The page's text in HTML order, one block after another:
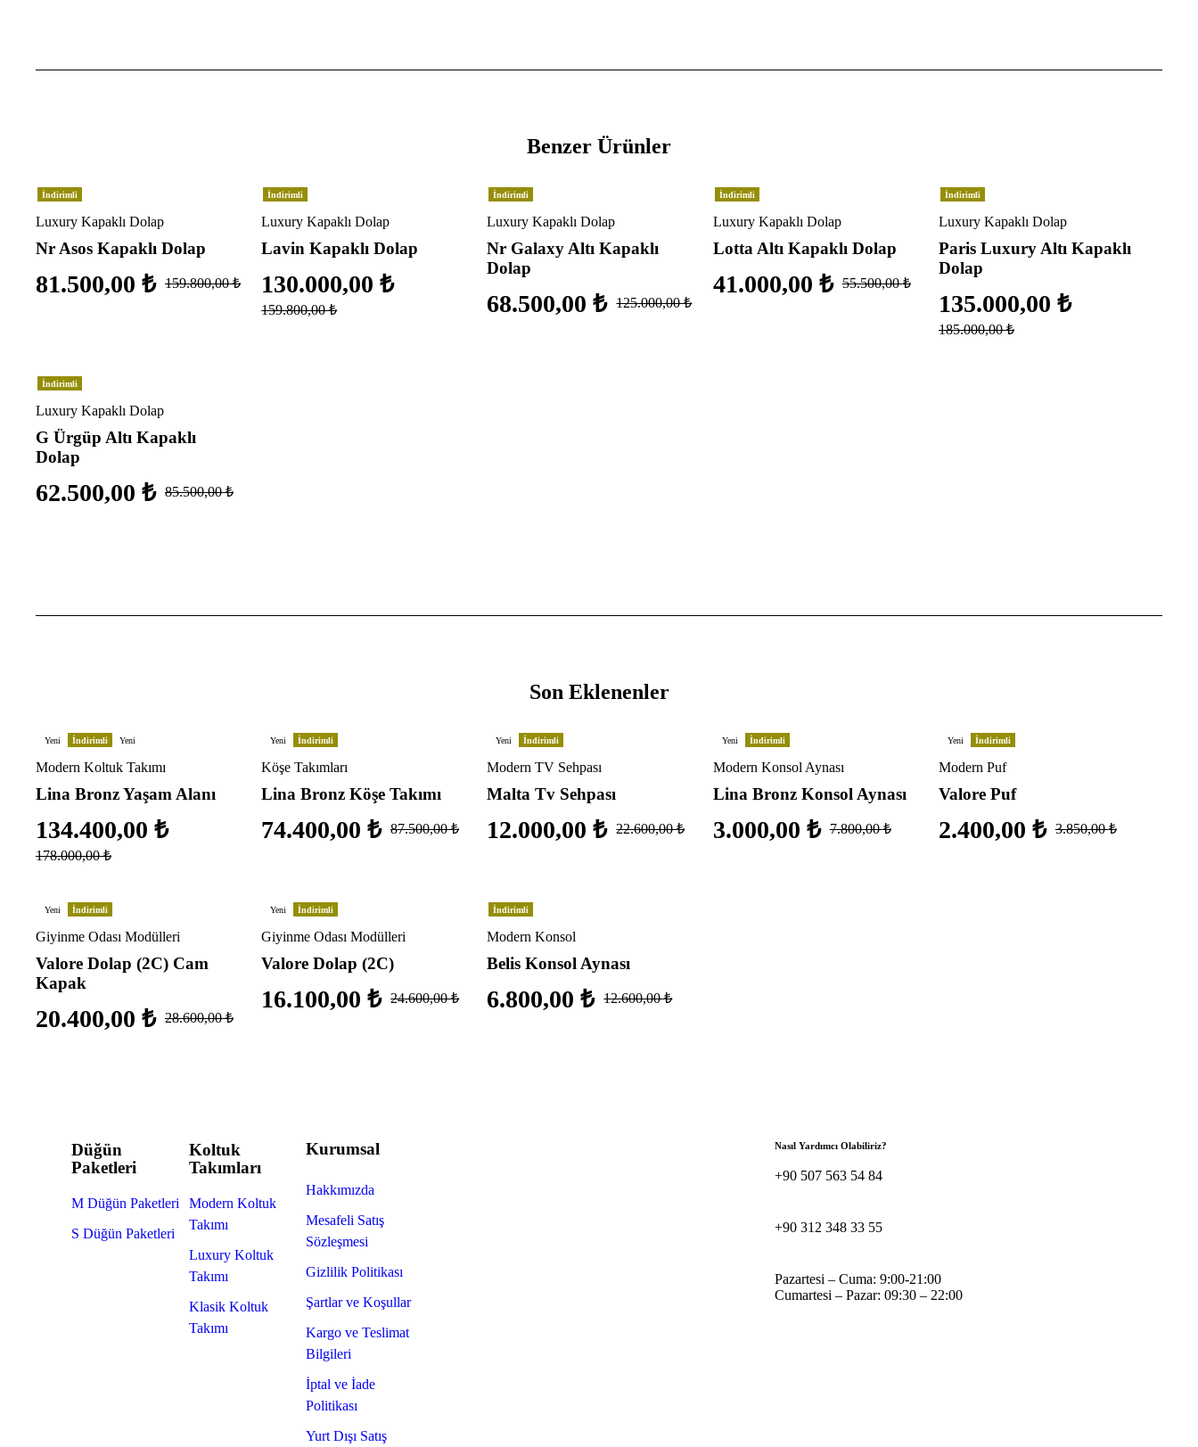
Benzer Ürünler
İndirimli
Luxury Kapaklı Dolap
Nr Asos Kapaklı Dolap
159.800,00₺
81.500,00 ₺
İndirimli
Luxury Kapaklı Dolap
Lavin Kapaklı Dolap
159.800,00₺
130.000,00₺
İndirimli
Luxury Kapaklı Dolap
Nr Galaxy Altı Kapaklı
Dolap
125.000,00₺
68.500,00₺
İndirimli
Luxury Kapaklı Dolap
Lotta Altı Kapaklı Dolap
55.500,00₺
41.000,00 ₺
İndirimli
Luxury Kapaklı Dolap
Paris Luxury Altı Kapaklı
Dolap
185.000,00₺
135.000,00 ₺
İndirimli
Luxury Kapaklı Dolap
G Ürgüp Altı Kapaklı
Dolap
85.500,00₺
62.500,00 ₺
Son Eklenenler
Yeni İndirimli Yeni
Modern Koltuk Takımı
Lina Bronz Yaşam Alanı
178.000,00₺
134.400,00 ₺
Yeni İndirimli
Köşe Takımları
Lina Bronz Köşe Takımı
87.500,00₺
74.400,00₺
Yeni İndirimli
Modern TV Sehpası
Malta Tv Sehpası
22.600,00₺
12.000,00₺
Yeni İndirimli
Modern Konsol Aynası
Lina Bronz Konsol Aynası
7.800,00₺
3.000,00 ₺
Yeni İndirimli
Modern Puf
Valore Puf
3.850,00₺
2.400,00 ₺
Yeni İndirimli
Giyinme Odası Modülleri
Valore Dolap (2C) Cam
Kapak
28.600,00₺
20.400,00 ₺
Yeni İndirimli
Giyinme Odası Modülleri
Valore Dolap (2C)
24.600,00₺
16.100,00₺
İndirimli
Modern Konsol
Belis Konsol Aynası
12.600,00₺
6.800,00₺
Düğün
Paketleri
M Düğün Paketleri
S Düğün Paketleri
Koltuk
Takımları
Modern Koltuk
Takımı
Luxury Koltuk
Takımı
Klasik Koltuk
Takımı
Kurumsal
Hakkımızda
Mesafeli Satış
Sözleşmesi
Gizlilik Politikası
Şartlar ve Koşullar
Kargo ve Teslimat
Bilgileri
İptal ve İade
Politikası
Yurt Dışı Satış
Nasıl Yardımcı Olabiliriz?
+90 507 563 54 84
+90 312 348 33 55
Pazartesi – Cuma: 9:00-21:00
Cumartesi – Pazar: 09:30 – 22:00